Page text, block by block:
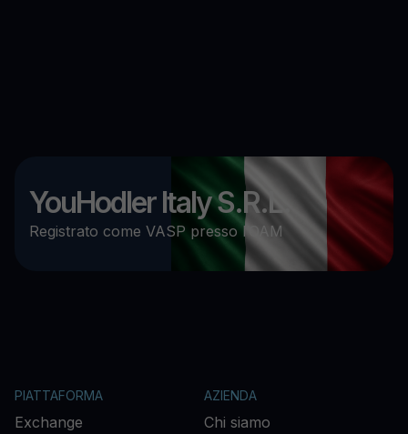
YouHodler Italy S.R.L.
Registrato come VASP presso l’OAM
PIATTAFORMA
Exchange
AZIENDA
Chi siamo